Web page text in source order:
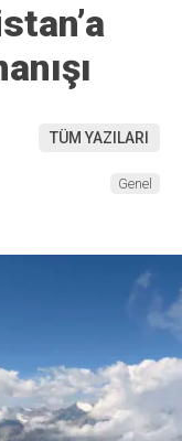
TÜM YAZILARI
Genel